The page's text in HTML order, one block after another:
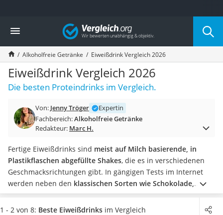
Die beliebtesten Vergleiche nach Kategorie
Lebensmittel
Schwarzkümmelöl
Knäckebrot
Schwarzkümmelöl-Kapseln
Manukahonig
Eiklar
Balsamico-Essig
Schwarzkümmelöl bio
Honig
Gemüsebrühe
Eiskaffee-Pulver
Irischer Whiskey
Grapefruitkernextrakt
Matcha-Set
Vergleich
Alkoholfreie Getränke Eiweißdrink Vergleich 2026
Eiweißdrink Vergleich 2026
Die besten Proteindrinks im Vergleich.
Von: Jenny Tröger
Expertin
Fachbereich:Alkoholfreie Getränke
Redakteur: Marc H.
Fertige Eiweißdrinks sind meist auf Milch basierende, in
Plastikflaschen abgefüllte Shakes, die es in verschiedenen
Geschmacksrichtungen gibt. In gängigen Tests im Internet
werden neben den klassischen Sorten wie Schokolade,
Vanille und Erdbeereauch exotischere Varianten wie Ananas,
Blutorange oder Wassermelone vorgestellt.
Wählen Sie jetzt
1 - 2 von 8: Beste Eiweißdrinks im Vergleich